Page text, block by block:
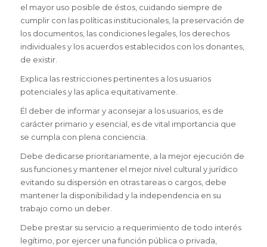
el mayor uso posible de éstos, cuidando siempre de
cumplir con las políticas institucionales, la preservación de
los documentos, las condiciones legales, los derechos
individuales y los acuerdos establecidos con los donantes,
de existir.
Explica las restricciones pertinentes a los usuarios
potenciales y las aplica equitativamente.
Él deber de informar y aconsejar a los usuarios, es de
carácter primario y esencial, es de vital importancia que
se cumpla con plena conciencia.
Debe dedicarse prioritariamente, a la mejor ejecución de
sus funciones y mantener el mejor nivel cultural y jurídico
evitando su dispersión en otras tareas o cargos, debe
mantener la disponibilidad y la independencia en su
trabajo como un deber.
Debe prestar su servicio a requerimiento de todo interés
legítimo, por ejercer una función pública o privada,